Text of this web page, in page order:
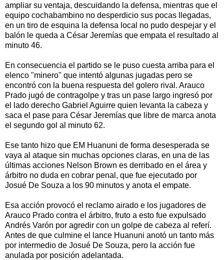
ampliar su ventaja, descuidando la defensa, mientras que el
equipo cochabambino no desperdicio sus pocas llegadas,
en un tiro de esquina la defensa local no pudo despejar y el
balón le queda a César Jeremías que empata el resultado al
minuto 46.
En consecuencia el partido se le puso cuesta arriba para el
elenco "minero" que intentó algunas jugadas pero se
encontró con la buena respuesta del golero rival. Arauco
Prado jugó de contragolpe y tras un pase largo ingresó por
el lado derecho Gabriel Aguirre quien levanta la cabeza y
saca el pase para César Jeremías que libre de marca anota
el segundo gol al minuto 62.
Ese tanto hizo que EM Huanuni de forma desesperada se
vaya al ataque sin muchas opciones claras, en una de las
últimas acciones Nelson Brown es derribado en el área y
árbitro no duda en cobrar penal, que fue ejecutado por
Josué De Souza a los 90 minutos y anota el empate.
Esa acción provocó el reclamo airado e los jugadores de
Arauco Prado contra el árbitro, fruto a esto fue expulsado
Andrés Varón por agredir con un golpe de cabeza al referí.
Antes de que culmine el lance Huanuni anotó un tanto más
por intermedio de Josué De Souza, pero la acción fue
anulada por posición adelantada.